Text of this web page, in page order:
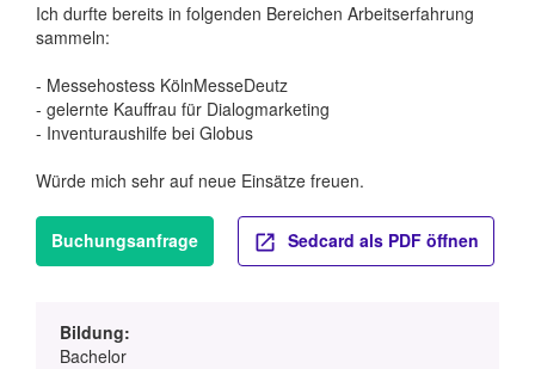
Ich durfte bereits in folgenden Bereichen Arbeitserfahrung
sammeln:
- Messehostess KölnMesseDeutz
- gelernte Kauffrau für Dialogmarketing
- Inventuraushilfe bei Globus
Würde mich sehr auf neue Einsätze freuen.
Buchungsanfrage Sedcard als PDF öffnen
Bildung:
Bachelor